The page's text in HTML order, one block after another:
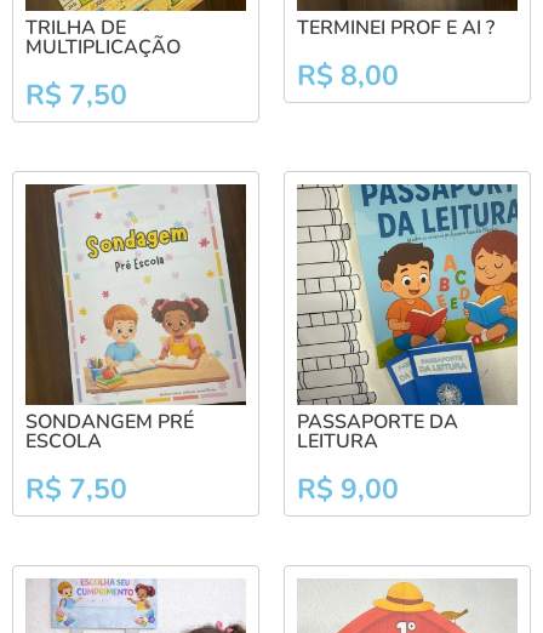
TRILHA DE
MULTIPLICAÇÃO
R$ 7,50
TERMINEI PROF E AI ?
R$ 8,00
SONDANGEM PRÉ
ESCOLA
R$ 7,50
PASSAPORTE DA
LEITURA
R$ 9,00